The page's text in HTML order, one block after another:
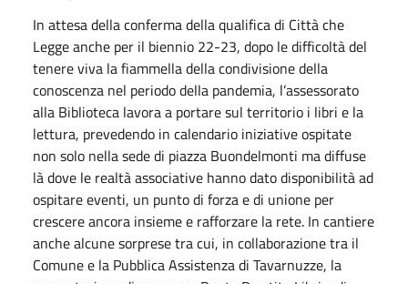
In attesa della conferma della qualifica di Città che
Legge anche per il biennio 22-23, dopo le difficoltà del
tenere viva la fiammella della condivisione della
conoscenza nel periodo della pandemia, l’assessorato
alla Biblioteca lavora a portare sul territorio i libri e la
lettura, prevedendo in calendario iniziative ospitate
non solo nella sede di piazza Buondelmonti ma diffuse
là dove le realtà associative hanno dato disponibilità ad
ospitare eventi, un punto di forza e di unione per
crescere ancora insieme e rafforzare la rete. In cantiere
anche alcune sorprese tra cui, in collaborazione tra il
Comune e la Pubblica Assistenza di Tavarnuzze, la